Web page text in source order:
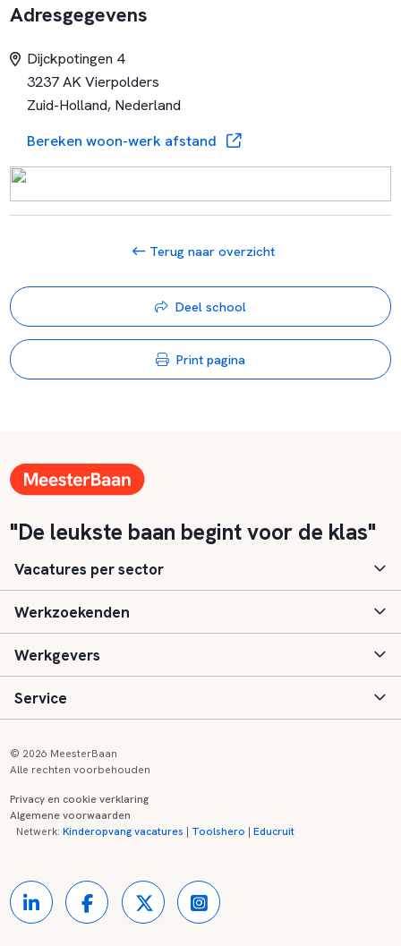
Adresgegevens
Dijckpotingen 4
3237 AK Vierpolders
Zuid-Holland, Nederland
Bereken woon-werk afstand
Terug naar overzicht
Deel school
Print pagina
"De leukste baan begint voor de klas"
Vacatures per sector
Basisonderwijs
Speciaal (basis) onderwijs
Voortgezet onderwijs
Kinderopvang
Werkzoekenden
Aanmelden
Vacatures
Zij-instroom informatie
Onderwijsregio's
Werkgevers
Inloggen
Registreren
Contact
Service
Onderwijs links
Partners
© 2026 MeesterBaan
Alle rechten voorbehouden
Privacy en cookie verklaring
Algemene voorwaarden
Netwerk:Kinderopvang vacatures | Toolshero |Educruit